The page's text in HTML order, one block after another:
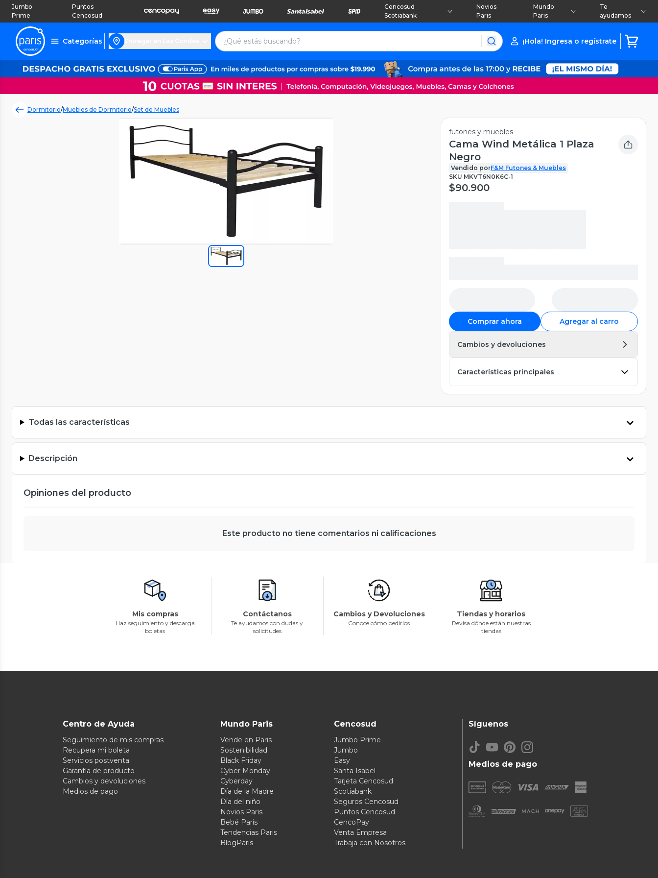
Jumbo
Prime
Puntos
Cencosud
Cencosud
Scotiabank
Novios
Paris
Mundo
Paris
Te
ayudamos
Categorías ¡Hola! Ingresa o regístrate
Dormitorio/Muebles de Dormitorio/Set de Muebles
futones y muebles
Cama Wind Metálica 1 Plaza
Negro
Vendido porF&M Futones & Muebles
SKU MKVT6N0K6C-1
$90.900
Comprar ahora Agregar al carro
Cambios y devoluciones
Características principales
Todas las características
Descripción
Opiniones del producto
Este producto no tiene comentarios ni calificaciones
Mis compras
Haz seguimiento y descarga
boletas
Contáctanos
Te ayudamos con dudas y
solicitudes
Cambios y Devoluciones
Conoce cómo pedirlos
Tiendas y horarios
Revisa dónde están nuestras
tiendas
Centro de Ayuda
Seguimiento de mis compras
Recupera mi boleta
Servicios postventa
Garantía de producto
Cambios y devoluciones
Medios de pago
Mundo Paris
Vende en Paris
Sostenibilidad
Black Friday
Cyber Monday
Cyberday
Día de la Madre
Día del niño
Novios Paris
Bebé Paris
Tendencias Paris
BlogParis
Cencosud
Jumbo Prime
Jumbo
Easy
Santa Isabel
Tarjeta Cencosud
Scotiabank
Seguros Cencosud
Puntos Cencosud
CencoPay
Venta Empresa
Trabaja con Nosotros
Medios de pago
Síguenos